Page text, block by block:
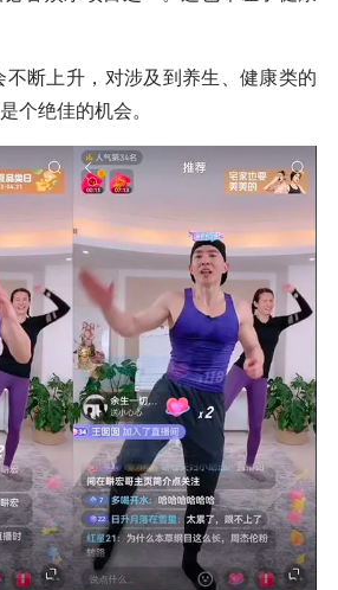
不断上升，对涉及到养生、健康类的
个绝佳的机会。